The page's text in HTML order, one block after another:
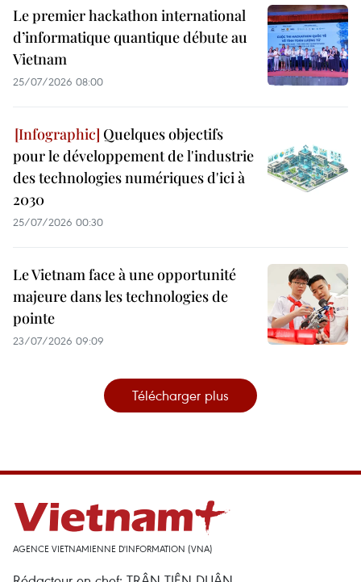
Le premier hackathon international
d’informatique quantique débute au
Vietnam
25/07/2026 08:00
Quelques objectifs
pour le développement de l'industrie
des technologies numériques d'ici à
2030
25/07/2026 00:30
Le Vietnam face à une opportunité
majeure dans les technologies de
pointe
23/07/2026 09:09
Télécharger plus
AGENCE VIETNAMIENNE D'INFORMATION (VNA)